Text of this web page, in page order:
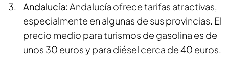
Andalucía: Andalucía ofrece tarifas atractivas,
especialmente en algunas de sus provincias. El
precio medio para turismos de gasolina es de
unos 30 euros y para diésel cerca de 40 euros.